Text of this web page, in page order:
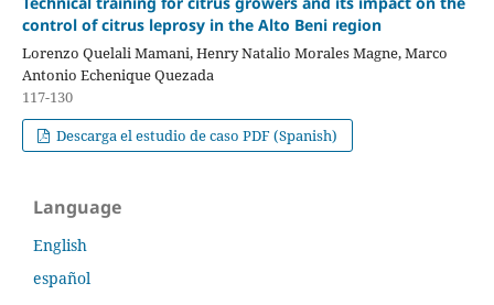
control of citrus leprosy in the Alto Beni region
Lorenzo Quelali Mamani, Henry Natalio Morales Magne, Marco
Antonio Echenique Quezada
117-130
Descarga el estudio de caso PDF (Spanish)
Language
English
español